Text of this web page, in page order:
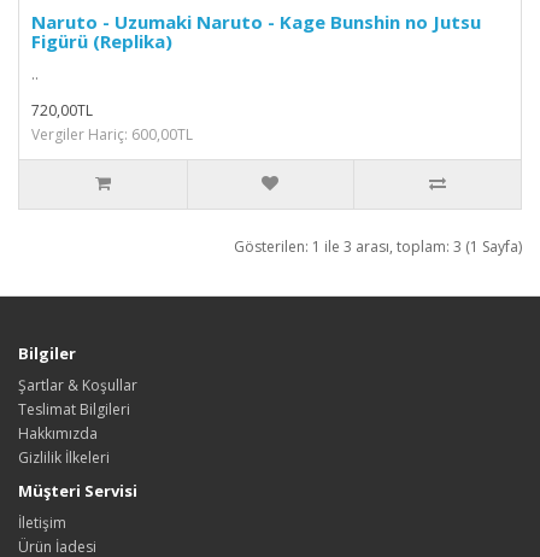
Naruto - Uzumaki Naruto - Kage Bunshin no Jutsu
Figürü (Replika)
..
720,00TL
Vergiler Hariç: 600,00TL
Gösterilen: 1 ile 3 arası, toplam: 3 (1 Sayfa)
Bilgiler
Şartlar & Koşullar
Teslimat Bilgileri
Hakkımızda
Gizlilik İlkeleri
Müşteri Servisi
İletişim
Ürün İadesi